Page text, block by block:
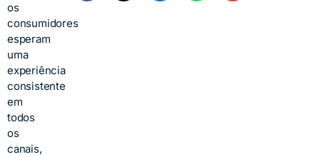
os
consumidores
esperam
uma
experiência
consistente
em
todos
os
canais,